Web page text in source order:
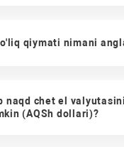
qiymati nimani
naqd chet el
(AQSh dollari)?